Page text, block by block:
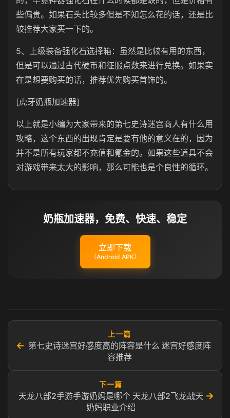
些偏贵。如果石头比较多但是不知怎么花的话，还是比
较推荐大家买一下的。
5、上级装备强化石选择箱：虽然是比较有用的东西，
但是可以通过古代硬币和征服点数来进行兑换。如果实
在是想要购买的话，推荐优先购买首饰的。
[虎牙奶瓶加速器]
以上就是小编为大家带来的第七史诗迷宫商人有什么用
攻略，这个东西的出现肯定是要有他的意义在的，因为
并不是所有玩家都不充值和氪金的。如果这些道具不会
对游戏带来太大的影响，那么可能也是个良性的循环。
奶瓶加速器，免费、快速、稳定
立即下载
（Android APK）
←
上一篇
第七史诗迷宫好感度高的阵容是什么 迷宫好感度阵
容推荐
下一篇
天龙八部2手游手游奶妈是哪个 天龙八部2飞龙战天
奶妈职业介绍
→